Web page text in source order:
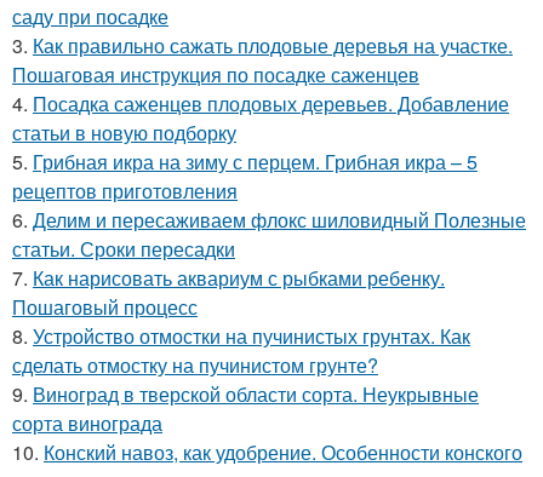
саду при посадке
3. Как правильно сажать плодовые деревья на участке.
Пошаговая инструкция по посадке саженцев
4. Посадка саженцев плодовых деревьев. Добавление
статьи в новую подборку
5. Грибная икра на зиму с перцем. Грибная икра – 5
рецептов приготовления
6. Делим и пересаживаем флокс шиловидный Полезные
статьи. Сроки пересадки
7. Как нарисовать аквариум с рыбками ребенку.
Пошаговый процесс
8. Устройство отмостки на пучинистых грунтах. Как
сделать отмостку на пучинистом грунте?
9. Виноград в тверской области сорта. Неукрывные
сорта винограда
10. Конский навоз, как удобрение. Особенности конского